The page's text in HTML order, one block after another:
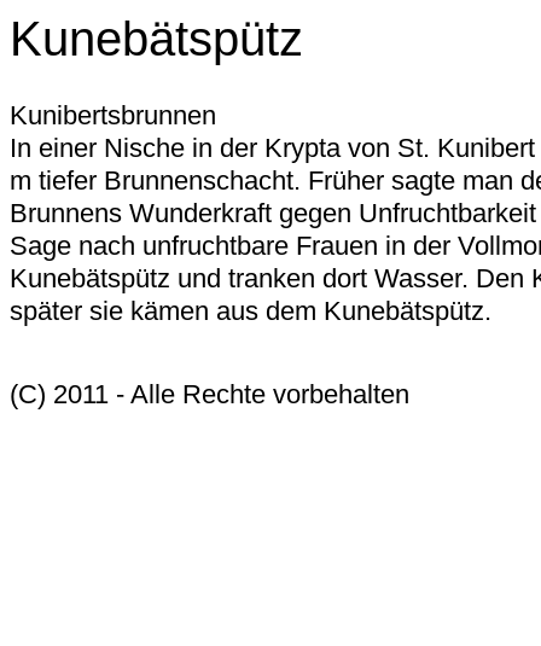
Kunebätspütz
Kunibertsbrunnen
In einer Nische in der Krypta von St.
m tiefer Brunnenschacht. Früher sagte man
Brunnens Wunderkraft gegen
Sage nach unfruchtbare Frauen in der
Kunebätspütz und tranken dort Wasser. Den
später sie kämen aus dem Kunebätspütz.
(C) 2011 - Alle Rechte vorbehalten